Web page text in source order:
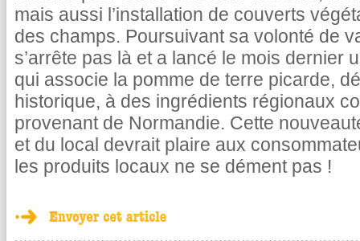
mais aussi l’installation de couverts
des champs. Poursuivant sa volonté de
s’arrête pas là et a lancé le mois dernier
qui associe la pomme de terre picarde,
historique, à des ingrédients régionaux
provenant de Normandie. Cette
et du local devrait plaire aux
les produits locaux ne se dément pas !